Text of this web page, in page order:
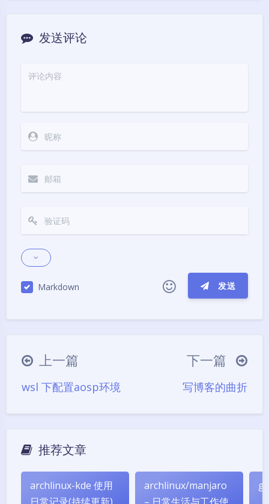
发送评论
Markdown 发送
∠( ᐛ 」∠)＿
୧(๑•̀⌄•́๑)૭
(ノ°ο°)ノ
ヾ(´･ ･｀｡)ノ"
Σ(っ °Д °;)っ
( ,,´･ω･)ﾉ"(´っω･｀｡)
o(*////▽////*)q
上一篇
wsl 下配置aosp环境
下一篇
写博客的曲折
推荐文章
archlinux-kde 使用
archlinux/manjaro